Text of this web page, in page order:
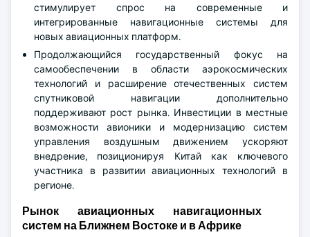
стимулирует спрос на современные и
интегрированные навигационные системы для
новых авиационных платформ.
Продолжающийся государственный фокус на
самообеспечении в области аэрокосмических
технологий и расширение отечественных систем
спутниковой навигации дополнительно
поддерживают рост рынка. Инвестиции в местные
возможности авионики и модернизацию систем
управления воздушным движением ускоряют
внедрение, позиционируя Китай как ключевого
участника в развитии авиационных технологий в
регионе.
Рынок авиационных навигационных
систем на Ближнем Востоке и в Африке